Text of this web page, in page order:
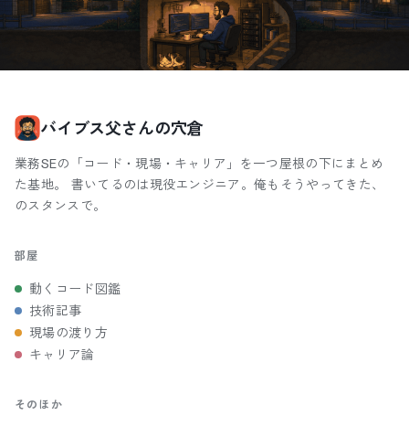
バイブス父さんの穴倉
業務SEの「コード・現場・キャリア」を一つ屋根の下にまとめ
た基地。 書いてるのは現役エンジニア。俺もそうやってきた、
のスタンスで。
部屋
動くコード図鑑
技術記事
現場の渡り方
キャリア論
そのほか